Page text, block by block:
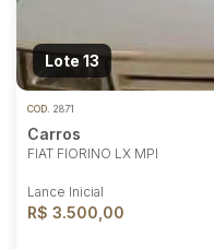
Lote 13
COD. 2871
Carros
FIAT FIORINO LX MPI
Lance Inicial
R$ 3.500,00